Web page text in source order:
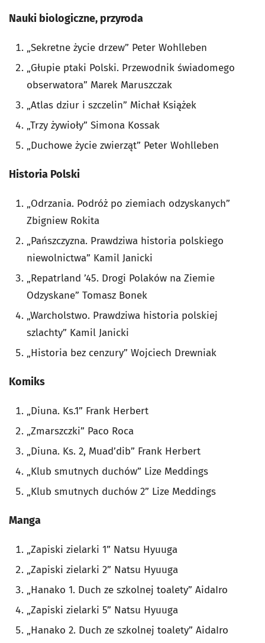
Nauki biologiczne, przyroda
„Sekretne życie drzew” Peter Wohlleben
„Głupie ptaki Polski. Przewodnik świadomego
obserwatora” Marek Maruszczak
„Atlas dziur i szczelin” Michał Książek
„Trzy żywioły” Simona Kossak
„Duchowe życie zwierząt” Peter Wohlleben
Historia Polski
„Odrzania. Podróż po ziemiach odzyskanych”
Zbigniew Rokita
„Pańszczyzna. Prawdziwa historia polskiego
niewolnictwa” Kamil Janicki
„Repatrland ’45. Drogi Polaków na Ziemie
Odzyskane” Tomasz Bonek
„Warcholstwo. Prawdziwa historia polskiej
szlachty” Kamil Janicki
„Historia bez cenzury” Wojciech Drewniak
Komiks
„Diuna. Ks.1” Frank Herbert
„Zmarszczki” Paco Roca
„Diuna. Ks. 2, Muad’dib” Frank Herbert
„Klub smutnych duchów” Lize Meddings
„Klub smutnych duchów 2” Lize Meddings
Manga
„Zapiski zielarki 1” Natsu Hyuuga
„Zapiski zielarki 2” Natsu Hyuuga
„Hanako 1. Duch ze szkolnej toalety” AidaIro
„Zapiski zielarki 5” Natsu Hyuuga
„Hanako 2. Duch ze szkolnej toalety” AidaIro